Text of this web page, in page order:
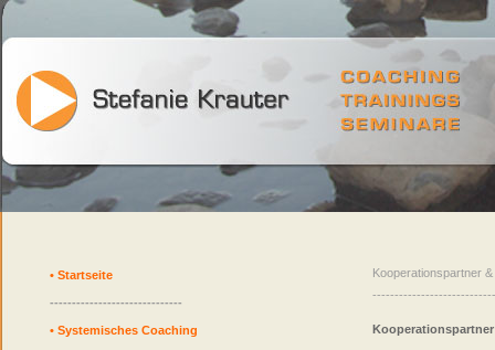
• Startseite
------------------------------
• Systemisches Coaching
Kooperationspartner
Kooperationspartner